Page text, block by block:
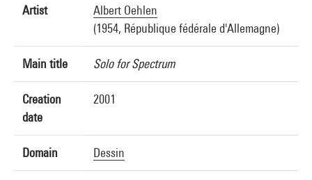
Artist
Albert Oehlen
(1954, République fédérale d'Allemagne)
Main title Solo for Spectrum
Creation
date
2001
Domain Dessin